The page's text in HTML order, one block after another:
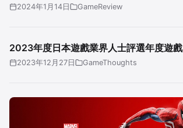
2024年1月14日 GameReview
2023年度日本遊戲業界人士評選年度遊戲
2023年12月27日 GameThoughts